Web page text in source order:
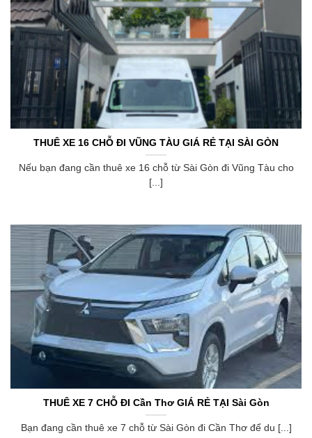
THUÊ XE 16 CHỖ ĐI VŨNG TÀU GIÁ RẺ TẠI SÀI GÒN
Nếu bạn đang cần thuê xe 16 chỗ từ Sài Gòn đi Vũng Tàu cho
[...]
THUÊ XE 7 CHỖ ĐI Cần Thơ GIÁ RẺ TẠI Sài Gòn
Bạn đang cần thuê xe 7 chỗ từ Sài Gòn đi Cần Thơ để du [...]